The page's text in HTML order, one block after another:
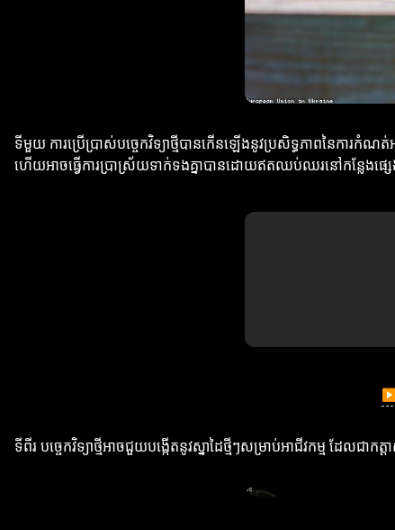
ទីមួយ ការប្រើប្រាស់បច្ចេកវិទ្យាថ្មីបានកើនឡើងនូវប្រសិទ្ធភាពនៃការកំ
ហើយអាចធ្វើការប្រាស្រ័យទាក់ទងគ្នាបានដោយឥតឈប់ឈរនៅកន្លែងផ្ស
ទីពីរ បច្ចេកវិទ្យាថ្មីអាចជួយបង្កើតនូវស្នាដៃថ្មីៗសម្រាប់អាជីវកម្ម ដែលជា